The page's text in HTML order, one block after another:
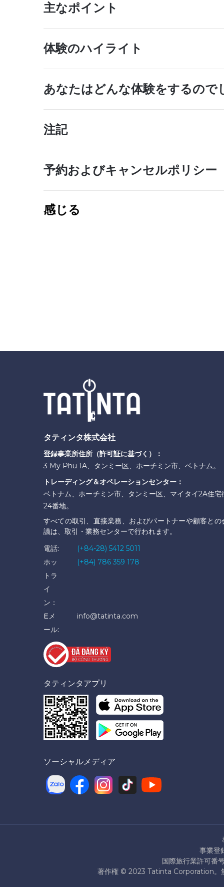
主なポイント
体験のハイライト
あなたはどんな体験をするので
注記
予約およびキャンセルポリシー
感じる
タティンタ株式会社
登録事業所住所（許可証に基づく）：
3 My Phu 1A、タンミー区、ホーチミン市、ベトナム。
トレーディング＆オペレーションセンター：
ベトナム、ホーチミン市、タンミー区、マイタイ2A住宅
24番地。
すべての取引、直接業務、およびパートナーや顧客との
議は、取引・業務センターで行われます。
電話:
(+84-28) 5412 5011
ホッ
トラ
イ
ン：
(+84) 786 359 178
Eメ
ール:
info@tatinta.com
タティンタアプリ
ソーシャルメディア
事業登
国際旅行業許可番
著作権 © 2023 Tatinta Corporation。